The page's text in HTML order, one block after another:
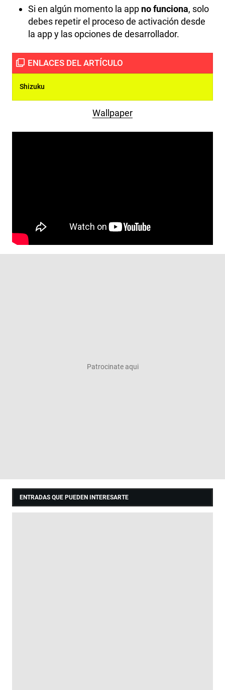
Si en algún momento la app no funciona, solo
debes repetir el proceso de activación desde
la app y las opciones de desarrollador.
Shizuku
Wallpaper
ENTRADAS QUE PUEDEN INTERESARTE